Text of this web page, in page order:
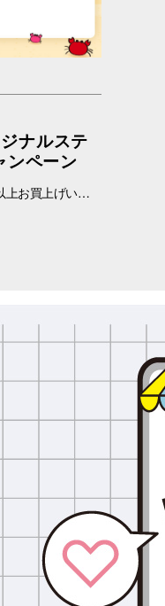
ナルステ
ンペーン
期間中、館内にて税込2,000円以上お買上げいただき、「OPA VIVRE FORUS アプリ」の対象画面をご提示いただいたお客さまに、先着でここでしか手に入らない「オリジナルキラキラステッカー」をプレゼントいたします！ ぜひこの機会に、お買い物と合わせて限定ノベルティをゲットしてください。 （※本企画は、アプリ会員さま限定となります） ■配布期間 2026年8月8日(土)～8月9日(日) ※各日の実施時間は、引換時間に準じます。 ※ノベルティはなくなり次第、配布を終了いたします。 ※一部実施していない店舗がございます。 ■ノベルティ内容 キラキラステッカー (全3種) ■引換条件 期間中、以下の2点を引換カウンターにてご提示ください。 ① 館内でお買上げいただいた、税込2,000円以上のレシート（合算可） ② 「OPA VIVRE FORUS アプリ」のクーポン画面 ■引換場所・引換時間 引換場所：1階 特設カウンター 引換時間：11:00 ～ 当日分がなくなり次第終了 ■注意事項 ※ノベルティは数量限定のため、なくなり次第終了となりますので予めご了承ください。 ※ノベルティはランダムでのお渡しとなります。重複した場合でも、種類の変更・交換はいたしかねます。 ※ノベルティの引き換えは、おひとりさま3枚までとなります。 ※お買上げレシートは、期間中の三宮オーパのものに限ります（一部対象外のショップ・商品がございます） ※三宮オーパのレシートのみ対象。館をまたいだレシートの合算は不可。 ※画像はイメージです。実際のノベルティとは異なる場合がございます。 ▼詳しくはコチラ▼ https://www.opa-club.com/contents/opanchuusagi_2026/ ▼アプリについて詳しくはこちら！ ▼ https://www.opa-club.com/contents/app/